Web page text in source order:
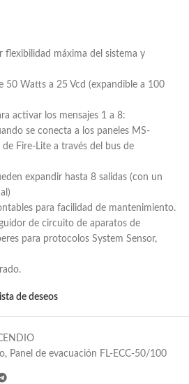
flexibilidad máxima del sistema y
50 Watts a 25 Vcd (expandible a 100
activar los mensajes 1 a 8:
se conecta a los paneles MS-
Fire-Lite a través del bus de
expandir hasta 8 salidas (con un
para facilidad de mantenimiento.
de circuito de aparatos de
para protocolos System Sensor,
de deseos
, Panel de evacuación FL-ECC-50/100